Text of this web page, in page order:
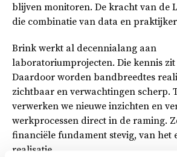
blijven monitoren. De kracht van de
die combinatie van data en
Brink werkt al decennialang aan
laboratoriumprojecten. Die kennis
Daardoor worden bandbreedtes
zichtbaar en verwachtingen scherp.
verwerken we nieuwe inzichten en
werkprocessen direct in de raming.
financiële fundament stevig, van het
realisatie.